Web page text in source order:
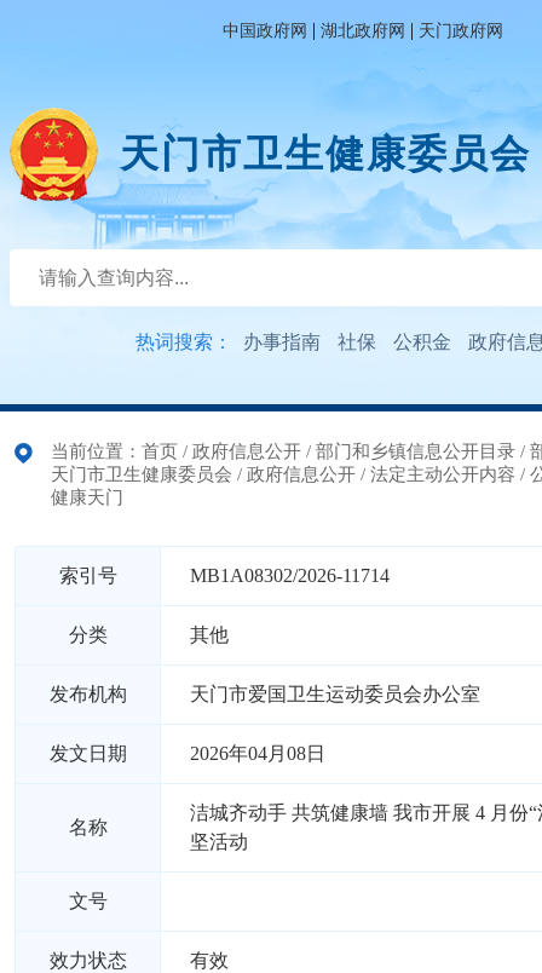
中国政府网 | 湖北政府网 | 天门政府网
天门市卫生健康委员会
热词搜索： 办事指南 社保 公积金 政府信
当前位置： 首页 / 政府信息公开 / 部门和乡镇信息公开目录 /
天门市卫生健康委员会 / 政府信息公开 / 法定主动公开内容 /
健康天门
索引号 MB1A08302/2026-11714
分类 其他
发布机构 天门市爱国卫生运动委员会办公室
发文日期 2026年04月08日
名称
洁城齐动手 共筑健康墙 我市开展 4 月份
坚活动
文号
效力状态 有效